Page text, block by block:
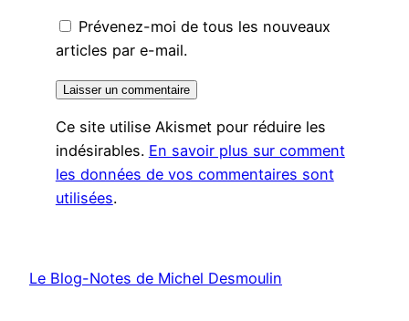
Prévenez-moi de tous les nouveaux
articles par e-mail.
Ce site utilise Akismet pour réduire les
indésirables. En savoir plus sur comment
les données de vos commentaires sont
utilisées.
Le Blog-Notes de Michel Desmoulin